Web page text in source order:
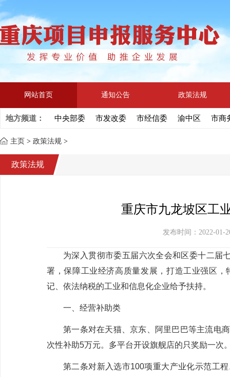
网站首页 通知公告 政策法规
地方频道： 中央部委 市发改委 市经信委 渝中区 市商
主页 > 政策法规 >
政策法规
重庆市九龙坡区工
发布时间：2022-01-
为深入贯彻市委五届六次全会和区委十二届
署，保障工业经济高质量发展，打造工业强区
记、依法纳税的工业和信息化企业给予扶持。
一、经营补助类
第一条对在天猫、京东、阿里巴巴等主流电
次性补助5万元。多平台开设旗舰店的只奖励一次
第二条对新入选市100项重大产业化示范工